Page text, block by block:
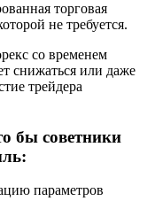
торговая
не требуется.
со временем
снижаться или даже
трейдера
бы советники
параметров